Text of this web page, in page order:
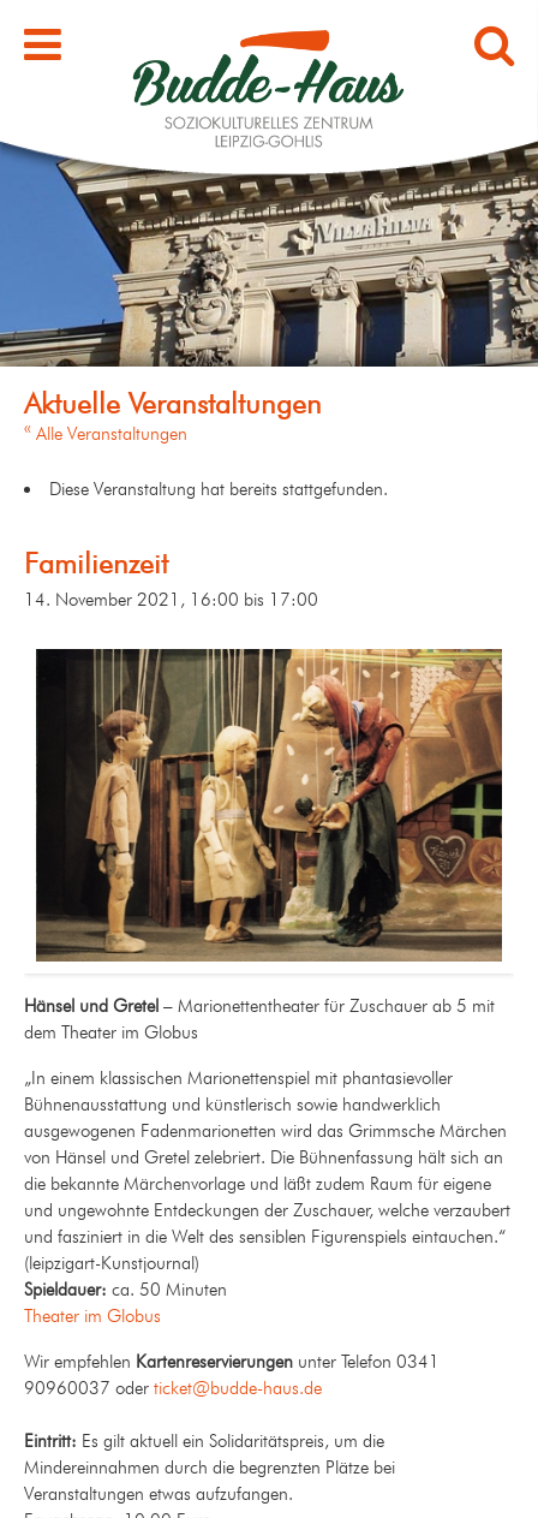
« Alle Veranstaltungen
Diese Veranstaltung hat bereits stattgefunden.
Familienzeit
14. November 2021, 16:00 bis 17:00
Hänsel und Gretel – Marionettentheater für Zuschauer ab 5 mit
dem Theater im Globus
„In einem klassischen Marionettenspiel mit phantasievoller
Bühnenausstattung und künstlerisch sowie handwerklich
ausgewogenen Fadenmarionetten wird das Grimmsche Märchen
von Hänsel und Gretel zelebriert. Die Bühnenfassung hält sich an
die bekannte Märchenvorlage und läßt zudem Raum für eigene
und ungewohnte Entdeckungen der Zuschauer, welche verzaubert
und fasziniert in die Welt des sensiblen Figurenspiels eintauchen.“
(leipzigart-Kunstjournal)
Spieldauer: ca. 50 Minuten
Theater im Globus
Wir empfehlen Kartenreservierungen unter Telefon 0341
90960037 oder ticket@budde-haus.de
Eintritt: Es gilt aktuell ein Solidaritätspreis, um die
Mindereinnahmen durch die begrenzten Plätze bei
Veranstaltungen etwas aufzufangen.